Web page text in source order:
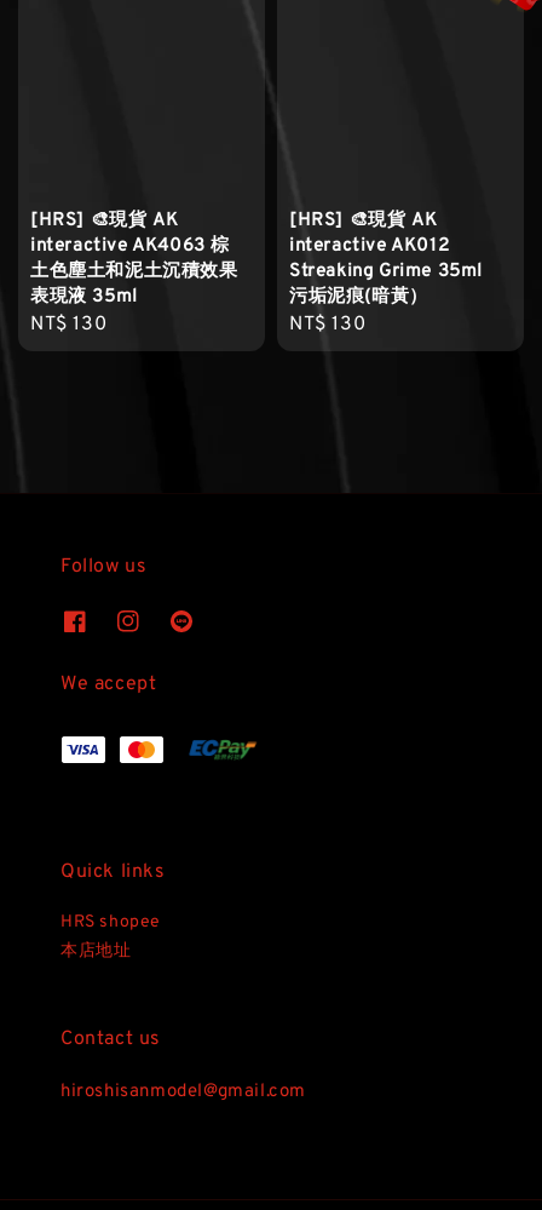
[HRS] 🎨現貨 AK
interactive AK4063 棕
土色塵土和泥土沉積效果
表現液 35ml
Regular
price
NT$ 130
[HRS] 🎨現貨 AK
interactive AK012
Streaking Grime 35ml
污垢泥痕(暗黃）
Regular
price
NT$ 130
Follow us
We accept
Quick links
HRS shopee
本店地址
Contact us
hiroshisanmodel@gmail.com